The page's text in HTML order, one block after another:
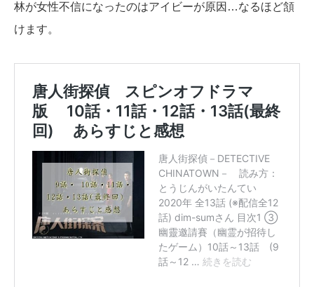
林が女性不信になったのはアイビーが原因…なるほど頷
けます。